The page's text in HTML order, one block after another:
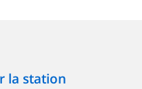
la station